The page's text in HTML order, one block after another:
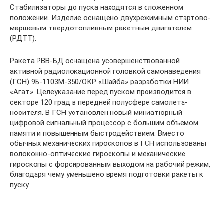
Стабилизаторы до пуска находятся в сложенном
положении. Изделие оснащено двухрежимным стартово-
маршевым твердотопливным ракетным двигателем
(РДТТ).
Ракета РВВ-БД оснащена усовершенствованной
активной радиолокационной головкой самонаведения
(ГСН) 9Б-1103М-350/ОКР «Шайба» разработки НИИ
«Агат». Целеуказание перед пуском производится в
секторе 120 град в передней полусфере самолета-
носителя. В ГСН установлен новый миниатюрный
цифровой сигнальный процессор с большим объемом
памяти и повышенным быстродействием. Вместо
обычных механических гироскопов в ГСН использованы
волоконно-оптические гироскопы и механические
гироскопы с форсированным выходом на рабочий режим,
благодаря чему уменьшено время подготовки ракеты к
пуску.